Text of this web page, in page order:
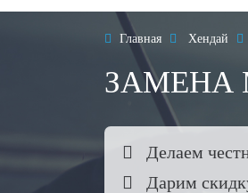
 Главная  Хендай 
ЗАМЕНА
 Делаем
 Дарим